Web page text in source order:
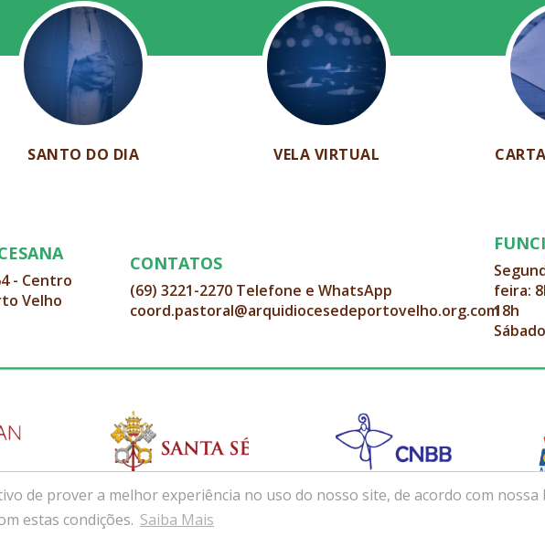
de prover a melhor experiência no uso do nosso site, de acordo com nossa
estas condições. Saiba Mais
SANTO DO DIA VELA VIRTUAL
- Centro
Velho
CONTATOS
(69) 3221-2270 Telefone e WhatsApp
coord.pastoral@arquidiocesedeportovelho.org.com
feira:
18h